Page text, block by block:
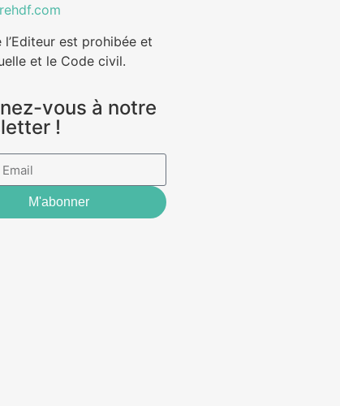
est prohibée et
et le Code civil.
vous à notre
!
M'abonner